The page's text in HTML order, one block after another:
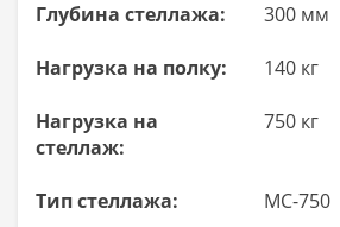
Глубина стеллажа: 300 мм
Нагрузка на полку: 140 кг
Нагрузка на
стеллаж:
750 кг
Тип стеллажа: МС-750